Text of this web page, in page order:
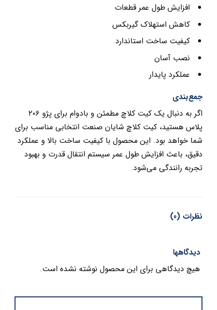
افزایش طول عمر قطعات
کاهش استهلاک گیربکس
کیفیت ساخت استاندارد
نصب آسان
عملکرد پایدار
جمع‌بندی
اگر به دنبال یک کیت کلاچ مطمئن و بادوام برای پژو ۲۰۶
پلاس هستید، کیت کلاچ شایان صنعت انتخابی مناسب برای
شما خواهد بود. این محصول با کیفیت ساخت بالا و عملکرد
دقیق، باعث افزایش طول عمر سیستم انتقال قدرت و بهبود
تجربه رانندگی می‌شود.
نظرات (0)
دیدگاهها
هیچ دیدگاهی برای این محصول نوشته نشده است.